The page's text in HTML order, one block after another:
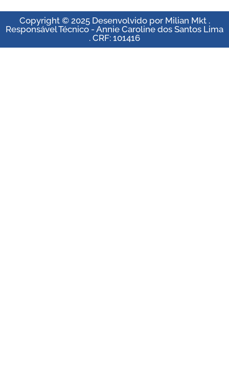
Copyright © 2025 Desenvolvido por Milian Mkt .
Responsável Técnico - Annie Caroline dos Santos Lima
. CRF: 101416